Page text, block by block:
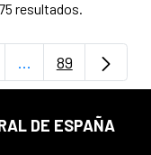
resultados.
TAB para
...PáginasPágina
89
DE ESPAÑA